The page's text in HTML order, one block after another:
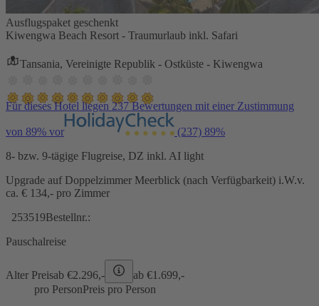
Ausflugspaket geschenkt
Kiwengwa Beach Resort - Traumurlaub inkl. Safari
Tansania, Vereinigte Republik - Ostküste - Kiwengwa
Für dieses Hotel liegen 237 Bewertungen mit einer Zustimmung
von 89% vor (237) 89%
8- bzw. 9-tägige Flugreise, DZ inkl. AI light
Upgrade auf Doppelzimmer Meerblick (nach Verfügbarkeit) i.W.v.
ca. € 134,- pro Zimmer
253519Bestellnr.:
Pauschalreise
Alter Preisab €2.296,- ab €1.699,-
pro PersonPreis pro Person